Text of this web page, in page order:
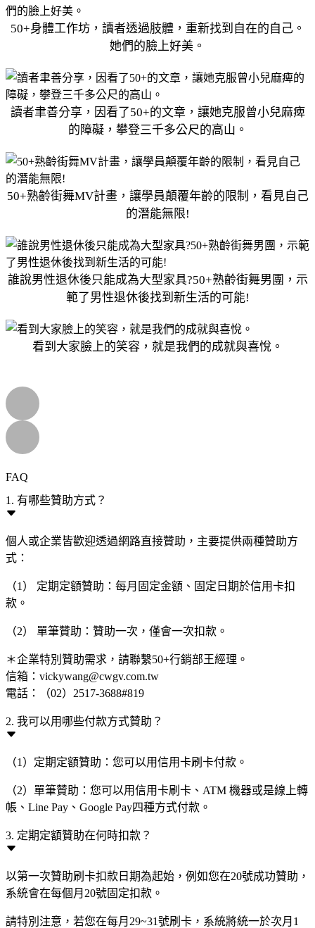
50+身體工作坊，讀者透過肢體，重新找到自在的自己。
她們的臉上好美。
讀者聿善分享，因看了50+的文章，讓她克服曾小兒麻痺
的障礙，攀登三千多公尺的高山。
50+熟齡街舞MV計畫，讓學員顛覆年齡的限制，看見自己
的潛能無限!
誰說男性退休後只能成為大型家具?50+熟齡街舞男團，示
範了男性退休後找到新生活的可能!
看到大家臉上的笑容，就是我們的成就與喜悅。
FAQ
1. 有哪些贊助方式？
個人或企業皆歡迎透過網路直接贊助，主要提供兩種贊助方
式：
（1） 定期定額贊助：每月固定金額、固定日期於信用卡扣
款。
（2） 單筆贊助：贊助一次，僅會一次扣款。
＊企業特別贊助需求，請聯繫50+行銷部王經理。
信箱：vickywang@cwgv.com.tw
電話：（02）2517-3688#819
2. 我可以用哪些付款方式贊助？
（1）定期定額贊助：您可以用信用卡刷卡付款。
（2）單筆贊助：您可以用信用卡刷卡、ATM 機器或是線上轉
帳、Line Pay、Google Pay四種方式付款。
3. 定期定額贊助在何時扣款？
以第一次贊助刷卡扣款日期為起始，例如您在20號成功贊助，
系統會在每個月20號固定扣款。
請特別注意，若您在每月29~31號刷卡，系統將統一於次月1